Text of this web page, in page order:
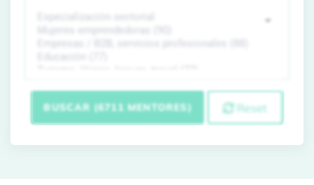
BUSCAR (6711 MENTORES) Reset